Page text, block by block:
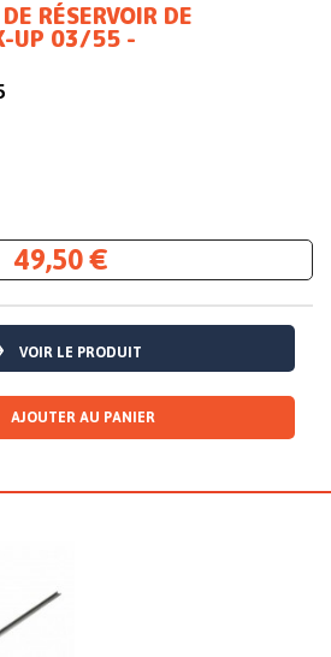
RÉSERVOIR DE
UP 03/55 -
49,50 €
VOIR LE PRODUIT
AJOUTER AU PANIER